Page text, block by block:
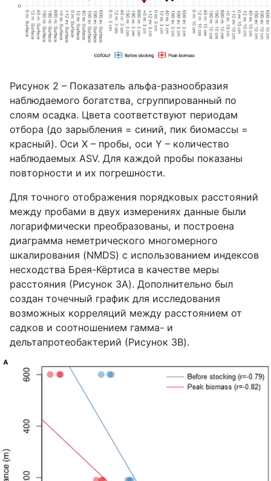
Рисунок 2 – Показатель альфа-разнообразия
наблюдаемого богатства, сгруппированный по
слоям осадка. Цвета соответствуют периодам
отбора (до зарыбления = синий, пик биомассы =
красный). Оси X – пробы, оси Y – количество
наблюдаемых ASV. Для каждой пробы показаны
повторности и их погрешности.
Для точного отображения порядковых расстояний
между пробами в двух измерениях данные были
логарифмически преобразованы, и построена
диаграмма неметрического многомерного
шкалирования (NMDS) с использованием индексов
несходства Брея-Кёртиса в качестве меры
расстояния (Рисунок 3A). Дополнительно был
создан точечный график для исследования
возможных корреляций между расстоянием от
садков и соотношением гамма- и
дельтапротеобактерий (Рисунок 3B).